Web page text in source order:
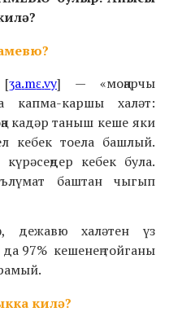
ʒa.mɛ.vy] — «моңарчы
капма-каршы халәт:
кадәр таныш кеше яки
кебек тоела башлый.
кебек була.
баштан чыгып
дежавю халәтен үз
97% кешенең тойганы
килә?